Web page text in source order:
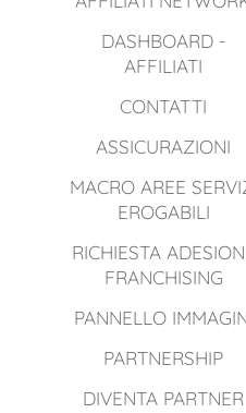
DASHBOARD -
AFFILIATI
CONTATTI
ASSICURAZIONI
MACRO AREE
EROGABILI
RICHIESTA
FRANCHISING
PANNELLO
PARTNERSHIP
DIVENTA PARTNER